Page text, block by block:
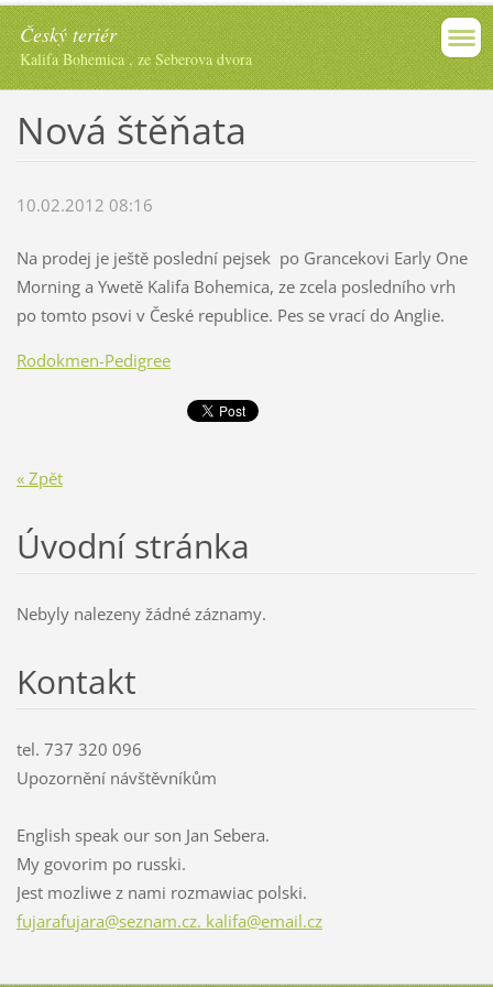
Český teriér
Kalifa Bohemica , ze Seberova dvora
Nová štěňata
10.02.2012 08:16
Na prodej je ještě poslední pejsek po Grancekovi Early One
Morning a Ywetě Kalifa Bohemica, ze zcela posledního vrh
po tomto psovi v České republice. Pes se vrací do Anglie.
Rodokmen-Pedigree
« Zpět
Úvodní stránka
Nebyly nalezeny žádné záznamy.
Kontakt
tel. 737 320 096
Upozornění návštěvníkům
English speak our son Jan Sebera.
My govorim po russki.
Jest mozliwe z nami rozmawiac polski.
fujarafujara@seznam.cz. kalifa@email.cz